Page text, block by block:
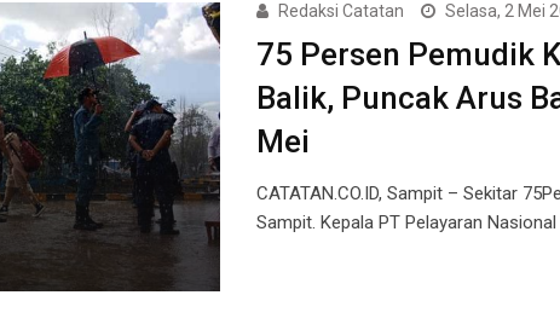
Redaksi Catatan Selasa, 2 Mei
75 Persen Pemudik
Balik, Puncak Arus
Mei
CATATAN.CO.ID, Sampit – Sekitar
Sampit. Kepala PT Pelayaran